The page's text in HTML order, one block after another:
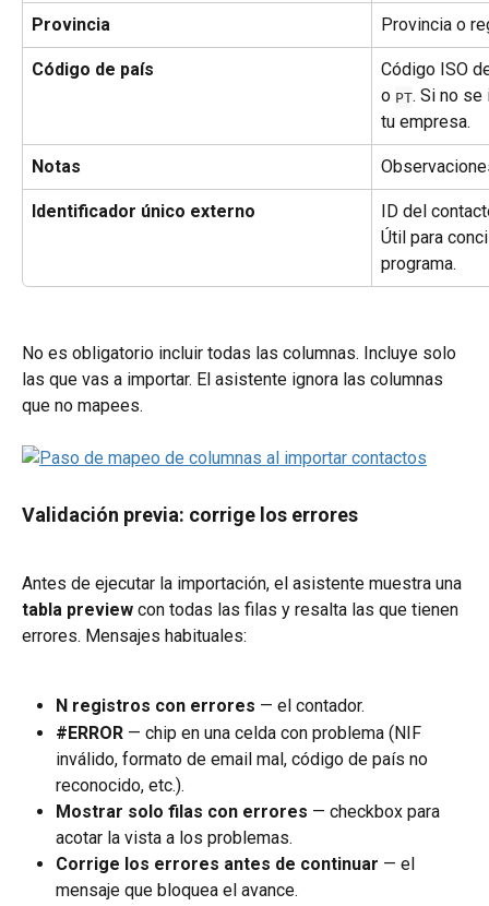
Provincia Provincia o
Código de país
Código ISO
o PT. Si no
tu empresa.
Notas
Identificador único externo
ID del
Útil para
programa.
No es obligatorio incluir todas las columnas. Incluye solo
las que vas a importar. El asistente ignora las columnas
que no mapees.
Validación previa: corrige los errores
Antes de ejecutar la importación, el asistente muestra una
tabla preview con todas las filas y resalta las que tienen
errores. Mensajes habituales:
N registros con errores — el contador.
#ERROR — chip en una celda con problema (NIF
inválido, formato de email mal, código de país no
reconocido, etc.).
Mostrar solo filas con errores — checkbox para
acotar la vista a los problemas.
Corrige los errores antes de continuar — el
mensaje que bloquea el avance.